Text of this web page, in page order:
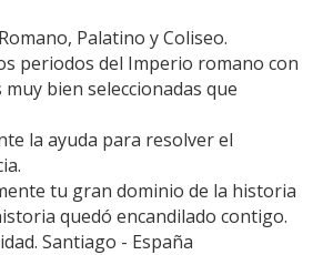
Palatino y Coliseo.
periodos del Imperio romano con
bien seleccionadas que
la ayuda para resolver el
tu gran dominio de la historia
quedó encandilado contigo.
Santiago - España